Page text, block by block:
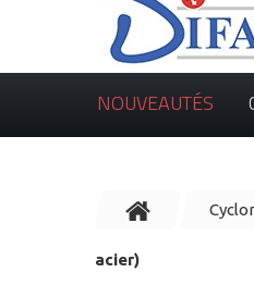
NOUVEAUTÉS
acier)